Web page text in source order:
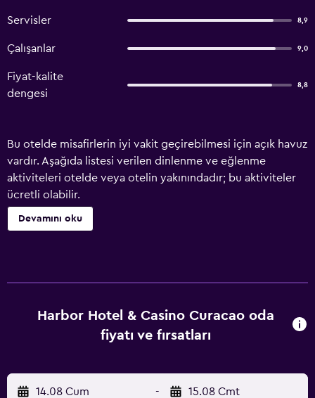
Servisler 8,9
Çalışanlar 9,0
Fiyat-kalite
dengesi
8,8
Bu otelde misafirlerin iyi vakit geçirebilmesi için açık havuz
vardır. Aşağıda listesi verilen dinlenme ve eğlenme
aktiviteleri otelde veya otelin yakınındadır; bu aktiviteler
ücretli olabilir.
Devamını oku
Harbor Hotel & Casino Curacao oda
fiyatı ve fırsatları
14.08 Cum - 15.08 Cmt